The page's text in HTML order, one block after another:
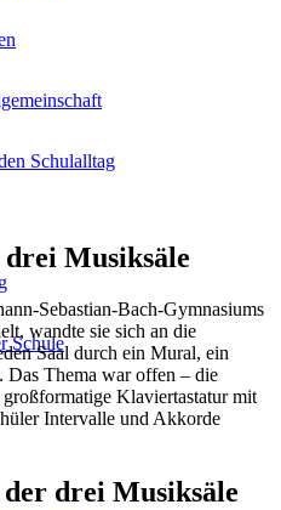
Schulalltag
Schule
Musiksäle
Sebastian-Bach-Gymnasiums
wandte sie sich an die
Saal durch ein Mural, ein
Das Thema war offen – die
Klaviertastatur mit
Intervalle und Akkorde
drei Musiksäle